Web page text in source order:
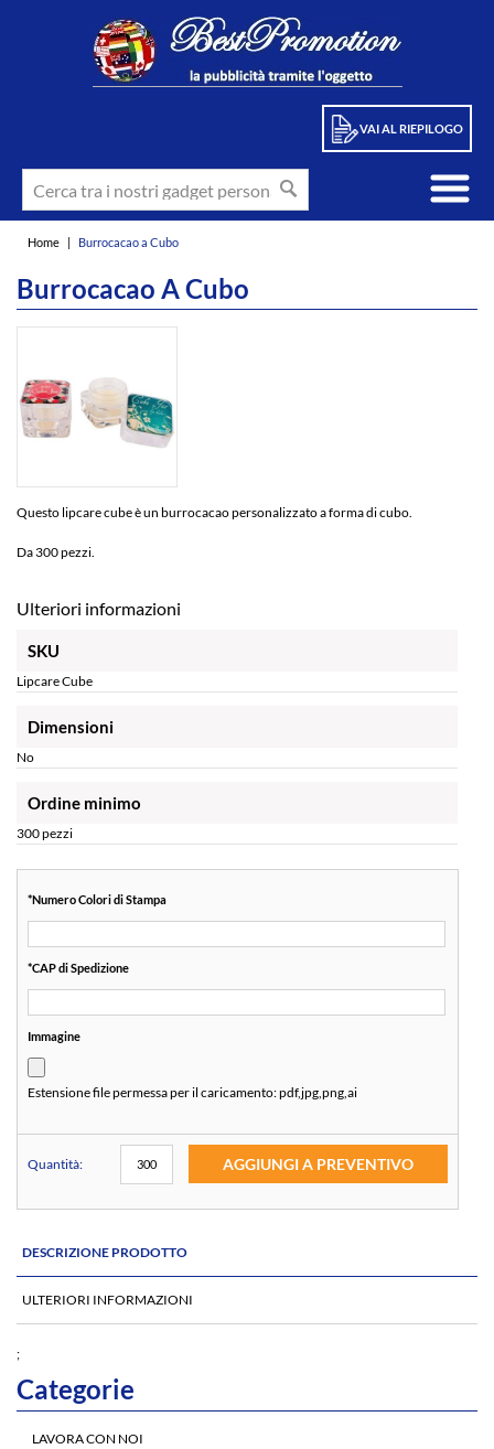
VAI AL RIEPILOGO
Home | Burrocacao a Cubo
Burrocacao A Cubo
Questo lipcare cube è un burrocacao personalizzato a forma di cubo.
Da 300 pezzi.
Ulteriori informazioni
SKU
Lipcare Cube
Dimensioni
No
Ordine minimo
300 pezzi
*Numero Colori di Stampa
*CAP di Spedizione
Immagine
Estensione file permessa per il caricamento:pdf,jpg,png,ai
Quantità: AGGIUNGI A PREVENTIVO
DESCRIZIONE PRODOTTO
ULTERIORI INFORMAZIONI
;
Categorie
LAVORA CON NOI